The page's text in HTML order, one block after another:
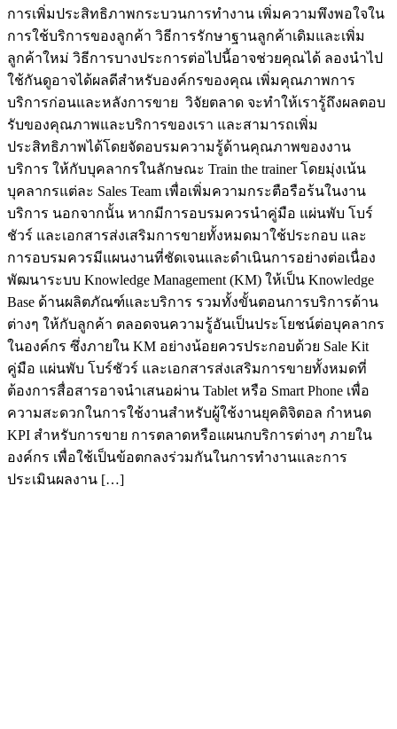
การเพิ่มประสิทธิภาพกระบวนการทำงาน เพิ่มความพึงพอใจใน
การใช้บริการของลูกค้า วิธีการรักษาฐานลูกค้าเดิมและเพิ่ม
ลูกค้าใหม่ วิธีการบางประการต่อไปนี้อาจช่วยคุณได้ ลองนำไป
ใช้กันดูอาจได้ผลดีสำหรับองค์กรของคุณ เพิ่มคุณภาพการ
บริการก่อนและหลังการขาย วิจัยตลาด จะทำให้เรารู้ถึงผลตอบ
รับของคุณภาพและบริการของเรา และสามารถเพิ่ม
ประสิทธิภาพได้โดยจัดอบรมความรู้ด้านคุณภาพของงาน
บริการ ให้กับบุคลากรในลักษณะ Train the trainer โดยมุ่งเน้น
บุคลากรแต่ละ Sales Team เพื่อเพิ่มความกระตือรือร้นในงาน
บริการ นอกจากนั้น หากมีการอบรมควรนำคู่มือ แผ่นพับ โบร์
ชัวร์ และเอกสารส่งเสริมการขายทั้งหมดมาใช้ประกอบ และ
การอบรมควรมีแผนงานที่ชัดเจนและดำเนินการอย่างต่อเนื่อง
พัฒนาระบบ Knowledge Management (KM) ให้เป็น Knowledge
Base ด้านผลิตภัณฑ์และบริการ รวมทั้งขั้นตอนการบริการด้าน
ต่างๆ ให้กับลูกค้า ตลอดจนความรู้อันเป็นประโยชน์ต่อบุคลากร
ในองค์กร ซึ่งภายใน KM อย่างน้อยควรประกอบด้วย Sale Kit
คู่มือ แผ่นพับ โบร์ชัวร์ และเอกสารส่งเสริมการขายทั้งหมดที่
ต้องการสื่อสารอาจนำเสนอผ่าน Tablet หรือ Smart Phone เพื่อ
ความสะดวกในการใช้งานสำหรับผู้ใช้งานยุคดิจิตอล กำหนด
KPI สำหรับการขาย การตลาดหรือแผนกบริการต่างๆ ภายใน
องค์กร เพื่อใช้เป็นข้อตกลงร่วมกันในการทำงานและการ
ประเมินผลงาน […]